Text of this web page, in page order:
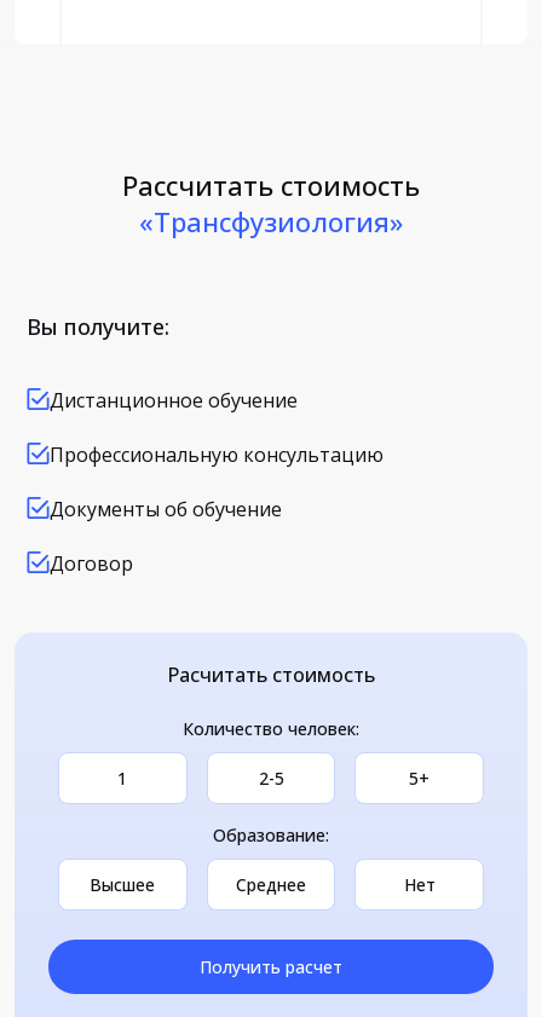
Рассчитать стоимость
«Трансфузиология»
Вы получите:
Дистанционное обучение
Профессиональную консультацию
Документы об обучение
Договор
Расчитать стоимость
Количество человек:
1 2-5 5+
Образование:
Высшее Среднее Нет
Получить расчет